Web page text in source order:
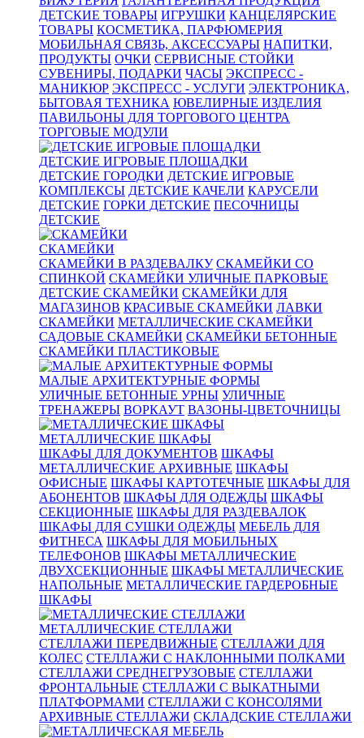
ДЕТСКИЕ ТОВАРЫ ИГРУШКИ КАНЦЕЛЯРСКИЕ
ТОВАРЫ КОСМЕТИКА, ПАРФЮМЕРИЯ
МОБИЛЬНАЯ СВЯЗЬ, АКСЕССУАРЫ НАПИТКИ,
ПРОДУКТЫ ОЧКИ СЕРВИСНЫЕ СТОЙКИ
СУВЕНИРЫ, ПОДАРКИ ЧАСЫ ЭКСПРЕСС -
МАНИКЮР ЭКСПРЕСС - УСЛУГИ ЭЛЕКТРОНИКА,
БЫТОВАЯ ТЕХНИКА ЮВЕЛИРНЫЕ ИЗДЕЛИЯ
ПАВИЛЬОНЫ ДЛЯ ТОРГОВОГО ЦЕНТРА
ТОРГОВЫЕ МОДУЛИ
ДЕТСКИЕ ИГРОВЫЕ ПЛОЩАДКИ
ДЕТСКИЕ ГОРОДКИ ДЕТСКИЕ ИГРОВЫЕ
КОМПЛЕКСЫ ДЕТСКИЕ КАЧЕЛИ КАРУСЕЛИ
ДЕТСКИЕ ГОРКИ ДЕТСКИЕ ПЕСОЧНИЦЫ
ДЕТСКИЕ
СКАМЕЙКИ
СКАМЕЙКИ В РАЗДЕВАЛКУ СКАМЕЙКИ СО
СПИНКОЙ СКАМЕЙКИ УЛИЧНЫЕ ПАРКОВЫЕ
ДЕТСКИЕ СКАМЕЙКИ СКАМЕЙКИ ДЛЯ
МАГАЗИНОВ КРАСИВЫЕ СКАМЕЙКИ ЛАВКИ
СКАМЕЙКИ МЕТАЛЛИЧЕСКИЕ СКАМЕЙКИ
САДОВЫЕ СКАМЕЙКИ СКАМЕЙКИ БЕТОННЫЕ
СКАМЕЙКИ ПЛАСТИКОВЫЕ
МАЛЫЕ АРХИТЕКТУРНЫЕ ФОРМЫ
УЛИЧНЫЕ БЕТОННЫЕ УРНЫ УЛИЧНЫЕ
ТРЕНАЖЕРЫ ВОРКАУТ ВАЗОНЫ-ЦВЕТОЧНИЦЫ
МЕТАЛЛИЧЕСКИЕ ШКАФЫ
ШКАФЫ ДЛЯ ДОКУМЕНТОВ ШКАФЫ
МЕТАЛЛИЧЕСКИЕ АРХИВНЫЕ ШКАФЫ
ОФИСНЫЕ ШКАФЫ КАРТОТЕЧНЫЕ ШКАФЫ ДЛЯ
АБОНЕНТОВ ШКАФЫ ДЛЯ ОДЕЖДЫ ШКАФЫ
СЕКЦИОННЫЕ ШКАФЫ ДЛЯ РАЗДЕВАЛОК
ШКАФЫ ДЛЯ СУШКИ ОДЕЖДЫ МЕБЕЛЬ ДЛЯ
ФИТНЕСА ШКАФЫ ДЛЯ МОБИЛЬНЫХ
ТЕЛЕФОНОВ ШКАФЫ МЕТАЛЛИЧЕСКИЕ
ДВУХСЕКЦИОННЫЕ ШКАФЫ МЕТАЛЛИЧЕСКИЕ
НАПОЛЬНЫЕ МЕТАЛЛИЧЕСКИЕ ГАРДЕРОБНЫЕ
ШКАФЫ
МЕТАЛЛИЧЕСКИЕ СТЕЛЛАЖИ
СТЕЛЛАЖИ ПЕРЕДВИЖНЫЕ СТЕЛЛАЖИ ДЛЯ
КОЛЕС СТЕЛЛАЖИ С НАКЛОННЫМИ ПОЛКАМИ
СТЕЛЛАЖИ СРЕДНЕГРУЗОВЫЕ СТЕЛЛАЖИ
ФРОНТАЛЬНЫЕ СТЕЛЛАЖИ С ВЫКАТНЫМИ
ПЛАТФОРМАМИ СТЕЛЛАЖИ С КОНСОЛЯМИ
АРХИВНЫЕ СТЕЛЛАЖИ СКЛАДСКИЕ СТЕЛЛАЖИ